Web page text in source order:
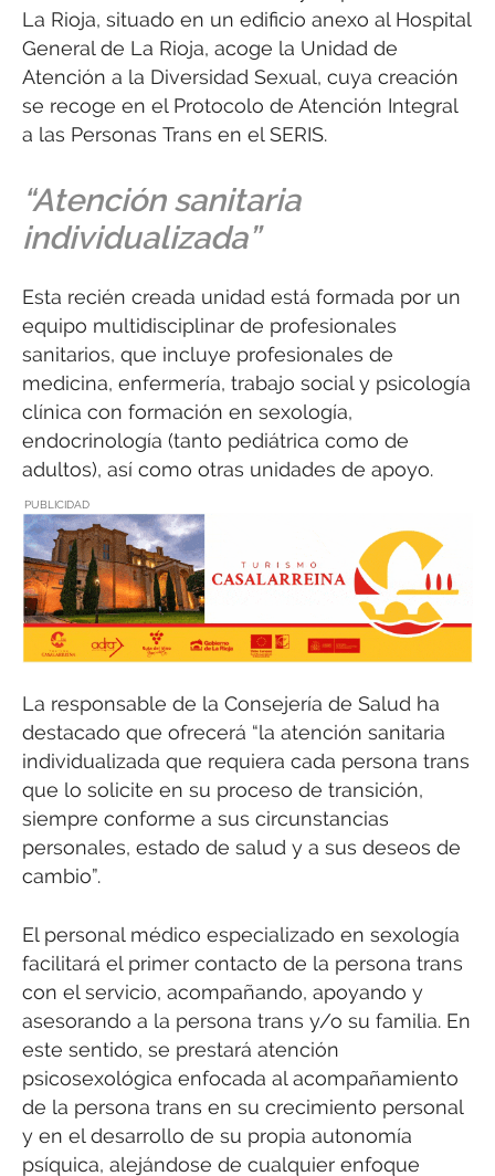
La Rioja, situado en un edificio anexo al Hospital
General de La Rioja, acoge la Unidad de
Atención a la Diversidad Sexual, cuya creación
se recoge en el Protocolo de Atención Integral
a las Personas Trans en el SERIS.
“Atención sanitaria
individualizada”
Esta recién creada unidad está formada por un
equipo multidisciplinar de profesionales
sanitarios, que incluye profesionales de
medicina, enfermería, trabajo social y psicología
clínica con formación en sexología,
endocrinología (tanto pediátrica como de
adultos), así como otras unidades de apoyo.
PUBLICIDAD
La responsable de la Consejería de Salud ha
destacado que ofrecerá “la atención sanitaria
individualizada que requiera cada persona trans
que lo solicite en su proceso de transición,
siempre conforme a sus circunstancias
personales, estado de salud y a sus deseos de
cambio”.
El personal médico especializado en sexología
facilitará el primer contacto de la persona trans
con el servicio, acompañando, apoyando y
asesorando a la persona trans y/o su familia. En
este sentido, se prestará atención
psicosexológica enfocada al acompañamiento
de la persona trans en su crecimiento personal
y en el desarrollo de su propia autonomía
psíquica, alejándose de cualquier enfoque